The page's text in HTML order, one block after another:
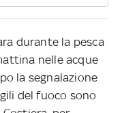
durante la pesca
nelle acque
la segnalazione
del fuoco sono